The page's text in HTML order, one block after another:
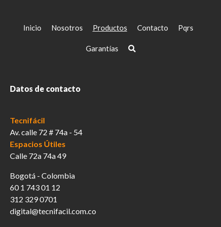
Inicio Nosotros Productos Contacto Pqrs
Garantías
Datos de contacto
Tecnifácil
Av. calle 72 # 74a - 54
Espacios Útiles
Calle 72a 74a 49
Bogotá - Colombia
60 1 743 01 12
312 329 0701
digital@tecnifacil.com.co